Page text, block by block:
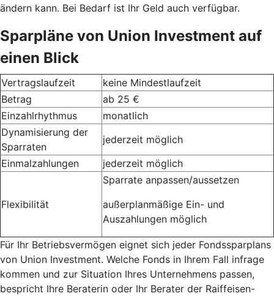
ändern kann. Bei Bedarf ist Ihr Geld auch verfügbar.
Sparpläne von Union Investment auf
einen Blick
Vertragslaufzeit
keine Mindestlaufzeit
Betrag
ab 25 €
Einzahlrhythmus
monatlich
Dynamisierung der
Sparraten
jederzeit möglich
Einmalzahlungen
jederzeit möglich
Flexibilität
Sparrate anpassen/aussetzen
außerplanmäßige Ein- und
Auszahlungen möglich
Für Ihr Betriebsvermögen eignet sich jeder Fondssparplans
von Union Investment. Welche Fonds in Ihrem Fall infrage
kommen und zur Situation Ihres Unternehmens passen,
bespricht Ihre Beraterin oder Ihr Berater der Raiffeisen-